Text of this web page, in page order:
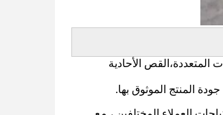
المتعددة،القص الأحادية
المنتج الموثوق بها.